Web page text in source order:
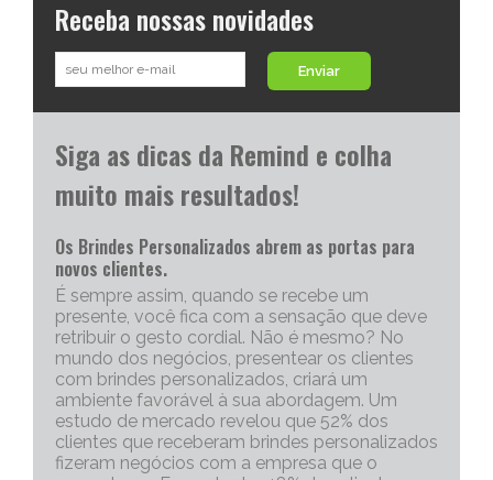
Receba nossas novidades
Enviar
Siga as dicas da Remind e colha
muito mais resultados!
Os Brindes Personalizados abrem as portas para
novos clientes.
É sempre assim, quando se recebe um
presente, você fica com a sensação que deve
retribuir o gesto cordial. Não é mesmo? No
mundo dos negócios, presentear os clientes
com brindes personalizados, criará um
ambiente favorável à sua abordagem. Um
estudo de mercado revelou que 52% dos
clientes que receberam brindes personalizados
fizeram negócios com a empresa que o